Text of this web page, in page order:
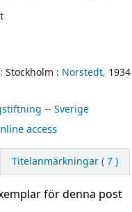
Stockholm : Norstedt, 1934
-- Sverige
access
Titelanmärkningar ( 7 )
för denna post